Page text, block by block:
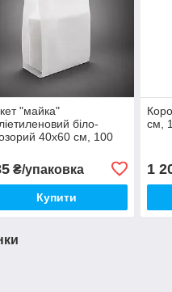
"майка"
біло-
40х60 см, 100
₴/упаковка
Купити
см,
1